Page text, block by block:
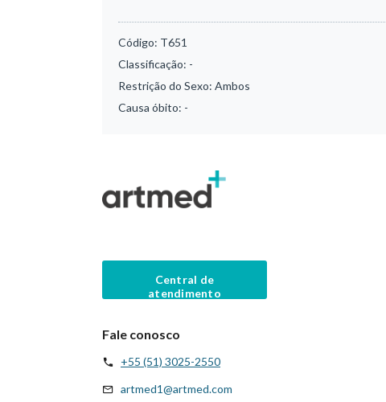
Código: T651
Classificação: -
Restrição do Sexo: Ambos
Causa óbito: -
Central de
atendimento
Fale conosco
+55 (51) 3025-2550
artmed1@artmed.com